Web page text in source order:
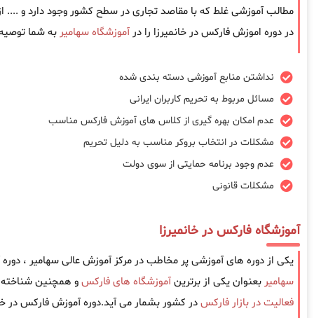
مطالب آموزشی غلط که با مقاصد تجاری در سطح کشور وجود دارد و
در دوره اموزش فارکس در خانمیرزا را در آموزشگاه سهامیر به شما
نداشتن منابع آموزشی دسته بندی شده
مسائل مربوط به تحریم کاربران ایرانی
عدم امکان بهره گیری از کلاس های آموزش فارکس مناسب
مشکلات در انتخاب بروکر مناسب به دلیل تحریم
عدم وجود برنامه حمایتی از سوی دولت
مشکلات قانونی
آموزشگاه فارکس در خانمیرزا
یکی از دوره های آموزشی پر مخاطب در مرکز آموزش عالی سهامیر ،
سهامیر بعنوان یکی از برترینآموزشگاه های فارکسو همچنین شناخته
فعالیت در بازار فارکسدر کشور بشمار می آید.دوره آموزش فارکس در